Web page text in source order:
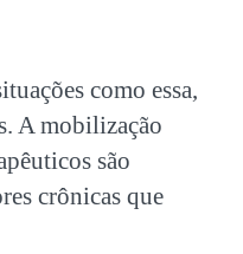
como essa,
A mobilização
são
crônicas que